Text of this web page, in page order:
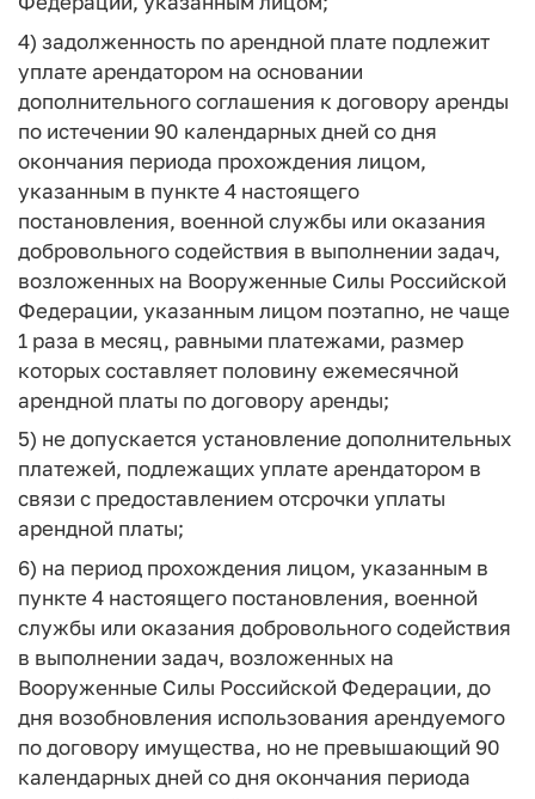
4) задолженность по арендной плате подлежит
уплате арендатором на основании
дополнительного соглашения к договору аренды
по истечении 90 календарных дней со дня
окончания периода прохождения лицом,
указанным в пункте 4 настоящего
постановления, военной службы или оказания
добровольного содействия в выполнении задач,
возложенных на Вооруженные Силы Российской
Федерации, указанным лицом поэтапно, не чаще
1 раза в месяц, равными платежами, размер
которых составляет половину ежемесячной
арендной платы по договору аренды;
5) не допускается установление дополнительных
платежей, подлежащих уплате арендатором в
связи с предоставлением отсрочки уплаты
арендной платы;
6) на период прохождения лицом, указанным в
пункте 4 настоящего постановления, военной
службы или оказания добровольного содействия
в выполнении задач, возложенных на
Вооруженные Силы Российской Федерации, до
дня возобновления использования арендуемого
по договору имущества, но не превышающий 90
календарных дней со дня окончания периода